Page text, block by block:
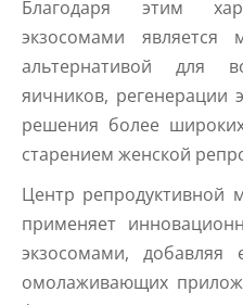
Благодаря этим
экзосомами является
альтернативой для
яичников, регенерации
решения более
старением женской
Центр репродуктивной
применяет
экзосомами,
омолаживающих